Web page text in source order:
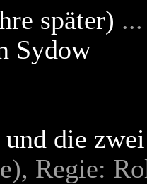
später)
Sydow
die
Regie: